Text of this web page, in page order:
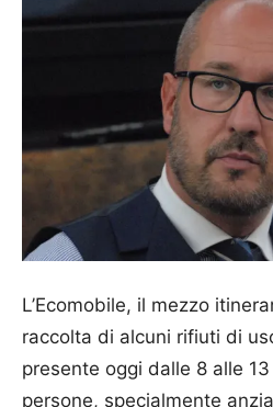
L’Ecomobile, il mezzo
raccolta di alcuni rifiuti di
presente oggi dalle 8 alle
persone, specialmente